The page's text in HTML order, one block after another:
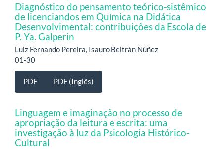
Diagnóstico do pensamento teórico-sistêmico
de licenciandos em Química na Didática
Desenvolvimental: contribuições da Escola de
P. Ya. Galperin
Luiz Fernando Pereira, Isauro Beltrán Núñez
01-30
PDF PDF (Inglês)
Linguagem e imaginação no processo de
apropriação da leitura e escrita: uma
investigação à luz da Psicologia Histórico-
Cultural